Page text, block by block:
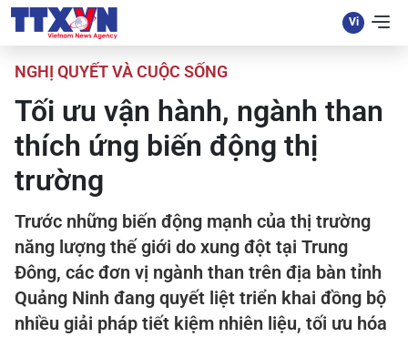
NGHỊ QUYẾT VÀ CUỘC SỐNG
Tối ưu vận hành, ngành than
thích ứng biến động thị
trường
Trước những biến động mạnh của thị trường
năng lượng thế giới do xung đột tại Trung
Đông, các đơn vị ngành than trên địa bàn tỉnh
Quảng Ninh đang quyết liệt triển khai đồng bộ
nhiều giải pháp tiết kiệm nhiên liệu, tối ưu hóa